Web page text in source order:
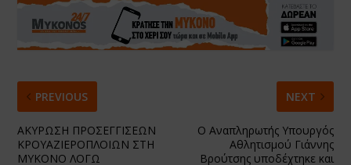
PREVIOUS
ΑΚΥΡΩΣΗ ΠΡΟΣΕΓΓΙΣΕΩΝ
ΚΡΟΥΑΖΙΕΡΟΠΛΟΙΩΝ ΣΤΗ
ΜΥΚΟΝΟ ΛΟΓΩ
NEXT
Ο Αναπληρωτής Υπουργός
Αθλητισμού Γιάννης
Βρούτσης υποδέχτηκε και